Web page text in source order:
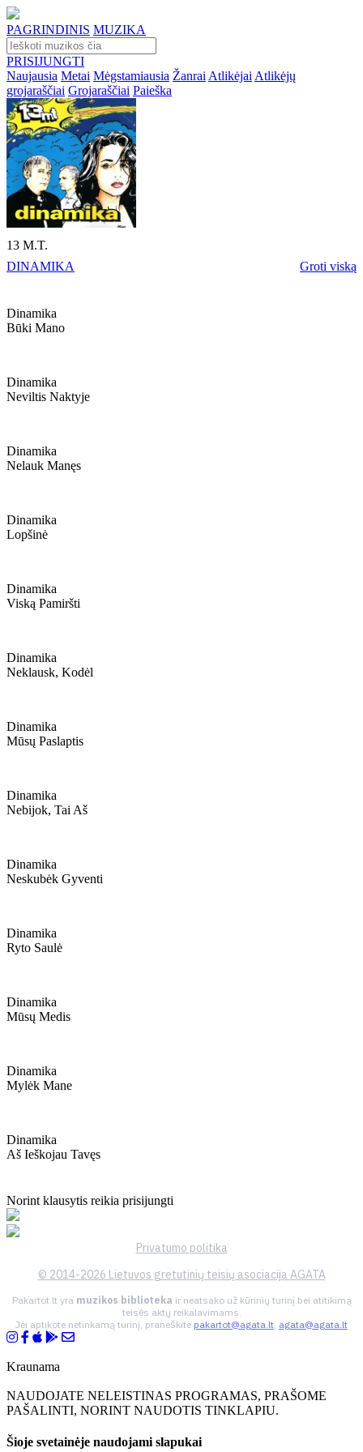
PAGRINDINIS MUZIKA
PRISIJUNGTI
Naujausia Metai Mėgstamiausia Žanrai Atlikėjai Atlikėjų
grojaraščiai Grojaraščiai Paieška
13 M.T.
DINAMIKA
Groti viską
Dinamika
Būki Mano
Dinamika
Neviltis Naktyje
Dinamika
Nelauk Manęs
Dinamika
Lopšinė
Dinamika
Viską Pamiršti
Dinamika
Neklausk, Kodėl
Dinamika
Mūsų Paslaptis
Dinamika
Nebijok, Tai Aš
Dinamika
Neskubėk Gyventi
Dinamika
Ryto Saulė
Dinamika
Mūsų Medis
Dinamika
Mylėk Mane
Dinamika
Aš Ieškojau Tavęs
Norint klausytis reikia prisijungti
Privatumo politika
© 2014-2026 Lietuvos gretutinių teisių asociacija AGATA
Pakartot.lt yra muzikos biblioteka ir neatsako už kūrinių turinį bei atitikimą
teisės aktų reikalavimams.
Jei aptikote netinkamą turinį, praneškite pakartot@agata.lt, agata@agata.lt
Kraunama
NAUDOJATE NELEISTINAS PROGRAMAS, PRAŠOME
PAŠALINTI, NORINT NAUDOTIS TINKLAPIU.
Šioje svetainėje naudojami slapukai